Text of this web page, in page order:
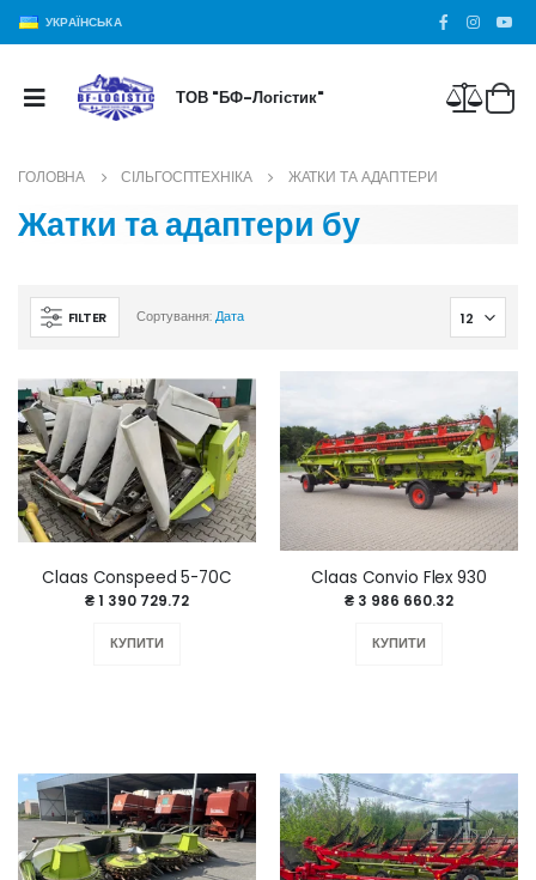
УКРАЇНСЬКА
ТОВ "БФ-Логістик"
ГОЛОВНА СІЛЬГОСПТЕХНІКА ЖАТКИ ТА АДАПТЕРИ
Жатки та адаптери бу
FILTER Сортування:Дата
Claas Conspeed 5-70C
₴ 1 390 729.72
КУПИТИ
Claas Convio Flex 930
₴ 3 986 660.32
КУПИТИ